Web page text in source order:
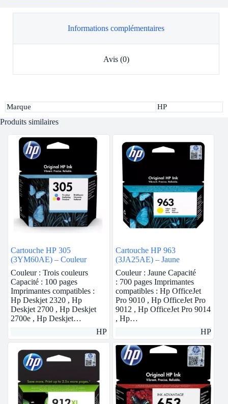
Informations complémentaires
Avis (0)
Marque HP
Produits similaires
Cartouche HP 305
(3YM60AE) – Couleur
Couleur : Trois couleurs
Capacité : 100 pages
Imprimantes compatibles :
Hp Deskjet 2320 , Hp
Deskjet 2700 , Hp Deskjet
2700e , Hp Deskjet…
HP
Cartouche HP 963
(3JA25AE) – Jaune
Couleur : Jaune Capacité
: 700 pages Imprimantes
compatibles : Hp OfficeJet
Pro 9010 , Hp OfficeJet Pro
9012 , Hp OfficeJet Pro 9014
, Hp…
HP